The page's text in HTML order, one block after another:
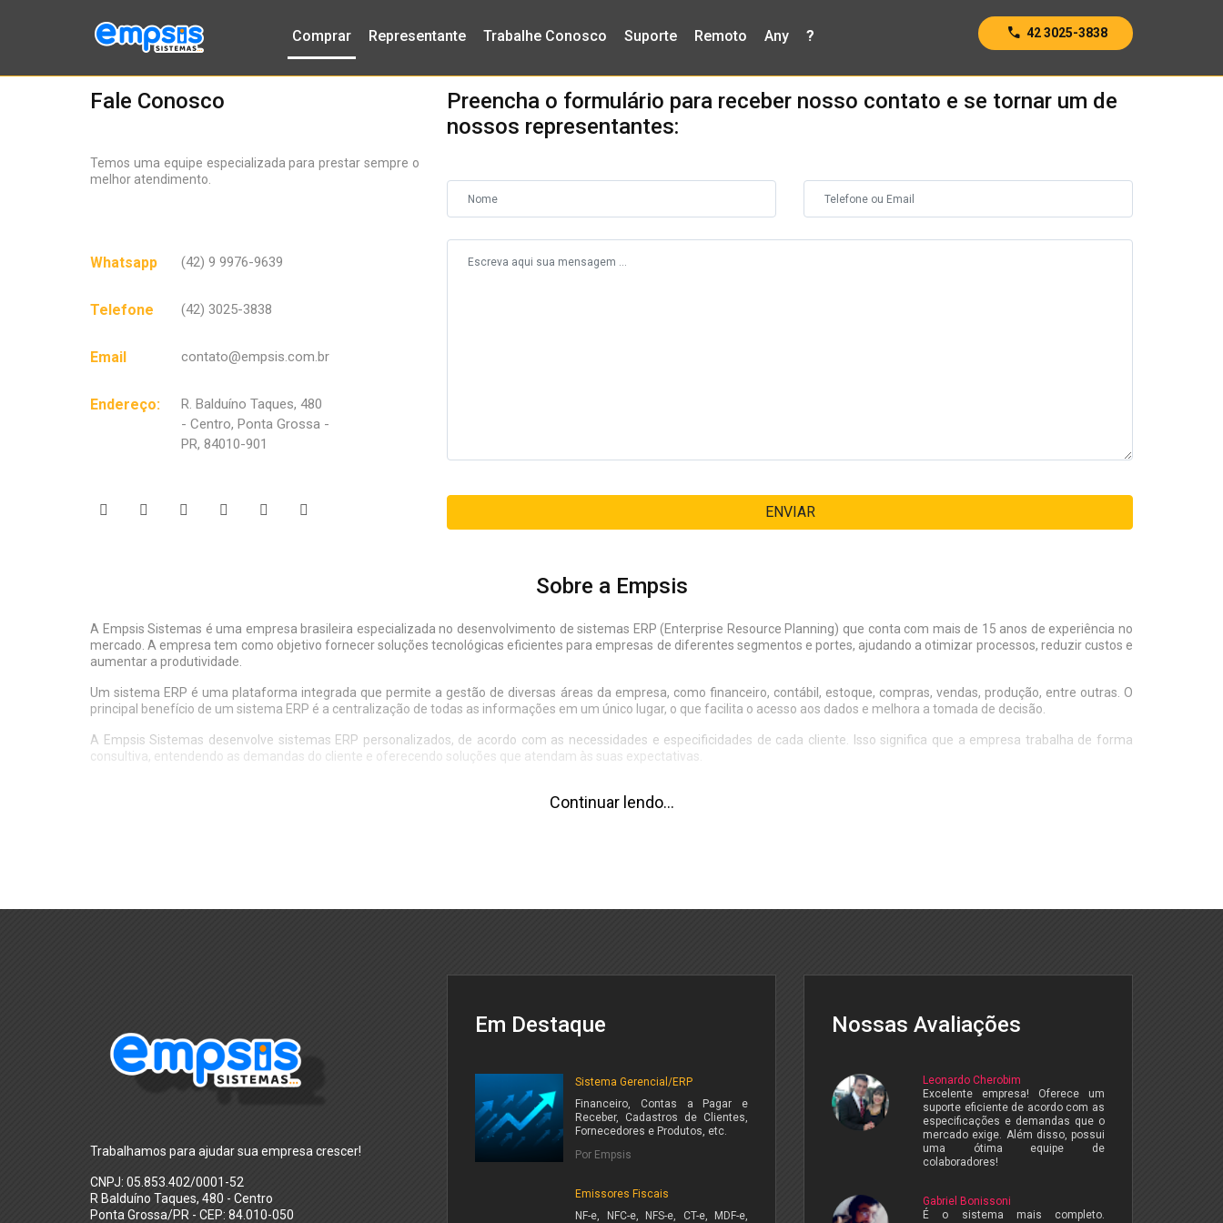
call 42 3025-3838
Comprar Representante Trabalhe Conosco Suporte Remoto Any ?
Fale Conosco
Temos uma equipe especializada para prestar sempre o
melhor atendimento.
Whatsapp (42) 9 9976-9639
Telefone (42) 3025-3838
Email contato@empsis.com.br
Endereço:
R. Balduíno Taques, 480
- Centro, Ponta Grossa -
PR, 84010-901
Preencha o formulário para receber nosso contato e se tornar um de
nossos representantes:
ENVIAR
Sobre a Empsis
A Empsis Sistemas é uma empresa brasileira especializada no desenvolvimento de sistemas ERP (Enterprise Resource Planning) que conta com mais de 15 anos de experiência no
mercado. A empresa tem como objetivo fornecer soluções tecnológicas eficientes para empresas de diferentes segmentos e portes, ajudando a otimizar processos, reduzir custos e
aumentar a produtividade.
Um sistema ERP é uma plataforma integrada que permite a gestão de diversas áreas da empresa, como financeiro, contábil, estoque, compras, vendas, produção, entre outras. O
principal benefício de um sistema ERP é a centralização de todas as informações em um único lugar, o que facilita o acesso aos dados e melhora a tomada de decisão.
A Empsis Sistemas desenvolve sistemas ERP personalizados, de acordo com as necessidades e especificidades de cada cliente. Isso significa que a empresa trabalha de forma
consultiva, entendendo as demandas do cliente e oferecendo soluções que atendam às suas expectativas.
Continuar lendo...
Trabalhamos para ajudar sua empresa crescer!
CNPJ: 05.853.402/0001-52
R Balduíno Taques, 480 - Centro
Ponta Grossa/PR - CEP: 84.010-050
Em Destaque
Sistema Gerencial/ERP
Financeiro, Contas a Pagar e
Receber, Cadastros de Clientes,
Fornecedores e Produtos, etc.
Por Empsis
Emissores Fiscais
NF-e, NFC-e, NFS-e, CT-e, MDF-e,
Nossas Avaliações
Leonardo Cherobim
Excelente empresa! Oferece um
suporte eficiente de acordo com as
especificações e demandas que o
mercado exige. Além disso, possui
uma ótima equipe de
colaboradores!
Gabriel Bonissoni
É o sistema mais completo.